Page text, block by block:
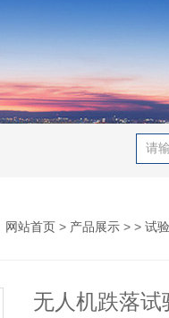
网站首页 > 产品展示 > > 试
无人机跌落